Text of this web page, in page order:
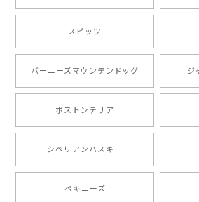
りまして、元気な時の顔がそっくり
ました。ありがとうございました。
2024/05/22
スピッツ
バーニーズマウンテンドッグ ジ
ボストンテリア
シベリアンハスキー
ペキニーズ